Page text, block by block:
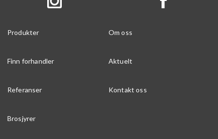
Produkter Om oss
Finn forhandler Aktuelt
Referanser Kontakt oss
Brosjyrer